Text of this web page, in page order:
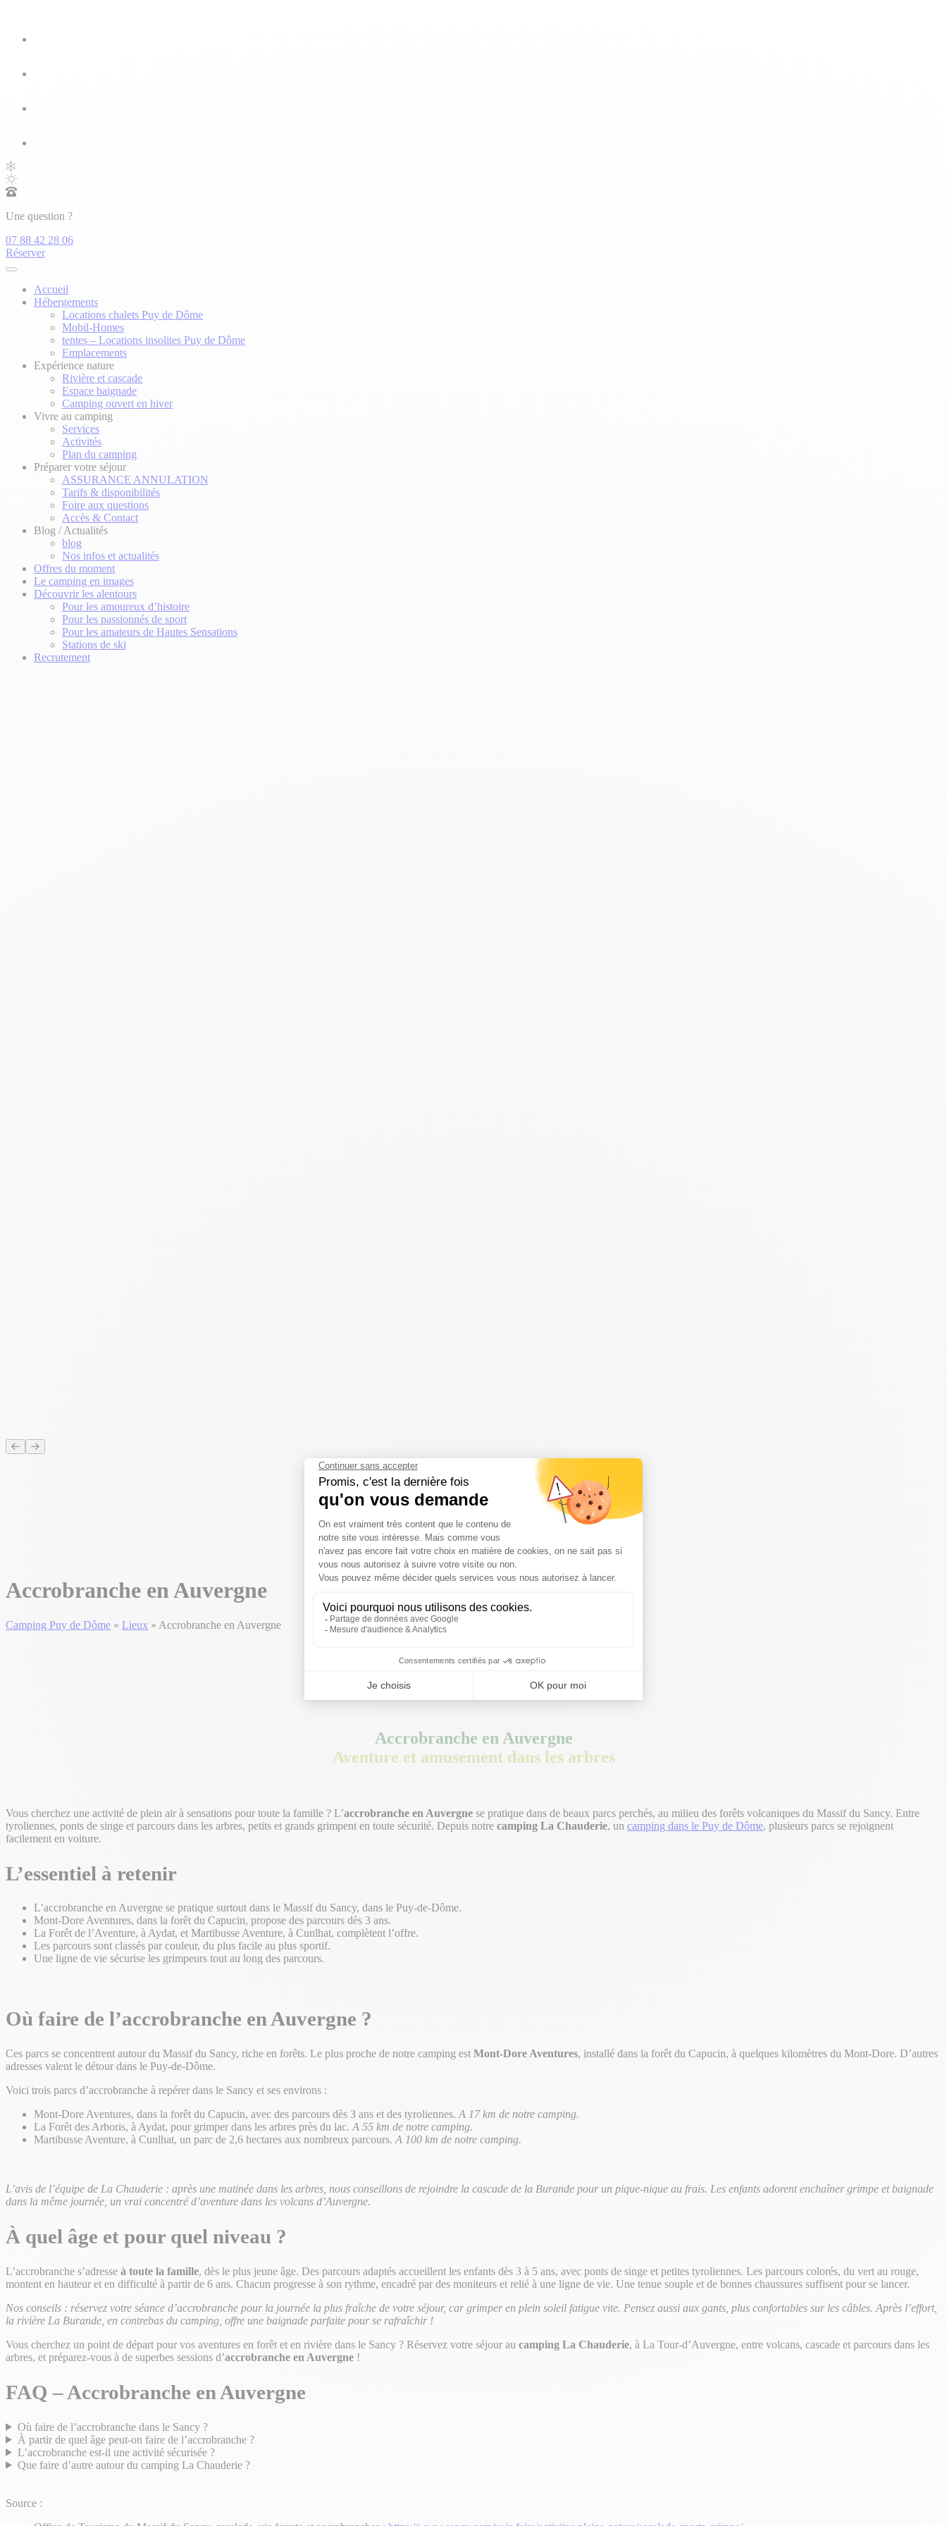
Une question ?
07 88 42 28 06
Réserver
Accueil
Hébergements
Locations chalets Puy de Dôme
Mobil-Homes
tentes – Locations insolites Puy de Dôme
Emplacements
Expérience nature
Rivière et cascade
Espace baignade
Camping ouvert en hiver
Vivre au camping
Services
Activités
Plan du camping
Préparer votre séjour
ASSURANCE ANNULATION
Tarifs & disponibilités
Foire aux questions
Accès & Contact
Blog / Actualités
blog
Nos infos et actualités
Offres du moment
Le camping en images
Découvrir les alentours
Pour les amoureux d’histoire
Pour les passionnés de sport
Pour les amateurs de Hautes Sensations
Stations de ski
Recrutement
Accrobranche en Auvergne
Camping Puy de Dôme » Lieux » Accrobranche en Auvergne
Accrobranche en Auvergne
Aventure et amusement dans les arbres
Vous cherchez une activité de plein air à sensations pour toute la famille ? L’accrobranche en Auvergne se pratique dans de beaux parcs perchés, au milieu des forêts volcaniques du Massif du Sancy. Entre
tyroliennes, ponts de singe et parcours dans les arbres, petits et grands grimpent en toute sécurité. Depuis notre camping La Chauderie, un camping dans le Puy de Dôme, plusieurs parcs se rejoignent
facilement en voiture.
L’essentiel à retenir
L’accrobranche en Auvergne se pratique surtout dans le Massif du Sancy, dans le Puy-de-Dôme.
Mont-Dore Aventures, dans la forêt du Capucin, propose des parcours dès 3 ans.
La Forêt de l’Aventure, à Aydat, et Martibusse Aventure, à Cunlhat, complètent l’offre.
Les parcours sont classés par couleur, du plus facile au plus sportif.
Une ligne de vie sécurise les grimpeurs tout au long des parcours.
Où faire de l’accrobranche en Auvergne ?
Ces parcs se concentrent autour du Massif du Sancy, riche en forêts. Le plus proche de notre camping est Mont-Dore Aventures, installé dans la forêt du Capucin, à quelques kilomètres du Mont-Dore. D’autres
adresses valent le détour dans le Puy-de-Dôme.
Voici trois parcs d’accrobranche à repérer dans le Sancy et ses environs :
Mont-Dore Aventures, dans la forêt du Capucin, avec des parcours dès 3 ans et des tyroliennes. A 17 km de notre camping.
La Forêt des Arboris, à Aydat, pour grimper dans les arbres près du lac. A 55 km de notre camping.
Martibusse Aventure, à Cunlhat, un parc de 2,6 hectares aux nombreux parcours. A 100 km de notre camping.
L’avis de l’équipe de La Chauderie : après une matinée dans les arbres, nous conseillons de rejoindre la cascade de la Burande pour un pique-nique au frais. Les enfants adorent enchaîner grimpe et baignade
dans la même journée, un vrai concentré d’aventure dans les volcans d’Auvergne.
À quel âge et pour quel niveau ?
L’accrobranche s’adresse à toute la famille, dès le plus jeune âge. Des parcours adaptés accueillent les enfants dès 3 à 5 ans, avec ponts de singe et petites tyroliennes. Les parcours colorés, du vert au rouge,
montent en hauteur et en difficulté à partir de 6 ans. Chacun progresse à son rythme, encadré par des moniteurs et relié à une ligne de vie. Une tenue souple et de bonnes chaussures suffisent pour se lancer.
Nos conseils : réservez votre séance d’accrobranche pour la journée la plus fraîche de votre séjour, car grimper en plein soleil fatigue vite. Pensez aussi aux gants, plus confortables sur les câbles. Après l’effort,
la rivière La Burande, en contrebas du camping, offre une baignade parfaite pour se rafraîchir !
Vous cherchez un point de départ pour vos aventures en forêt et en rivière dans le Sancy ? Réservez votre séjour au camping La Chauderie, à La Tour-d’Auvergne, entre volcans, cascade et parcours dans les
arbres, et préparez-vous à de superbes sessions d’accrobranche en Auvergne !
FAQ – Accrobranche en Auvergne
Où faire de l’accrobranche dans le Sancy ?
À partir de quel âge peut-on faire de l’accrobranche ?
L’accrobranche est-il une activité sécurisée ?
Que faire d’autre autour du camping La Chauderie ?
Source :